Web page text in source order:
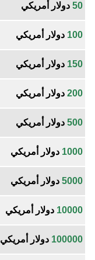
50 دولار أمريكي
100 دولار أمريكي
150 دولار أمريكي
200 دولار أمريكي
500 دولار أمريكي
1000 دولار أمريكي
5000 دولار أمريكي
10000 دولار أمريكي
100000 دولار أمريكي